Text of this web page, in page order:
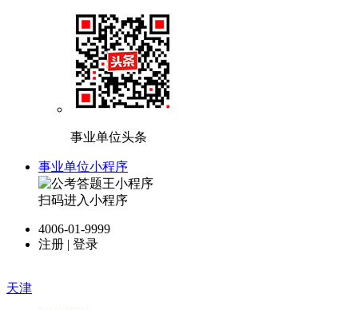
事业单位头条
事业单位小程序
扫码进入小程序
4006-01-9999
注册 | 登录
天津